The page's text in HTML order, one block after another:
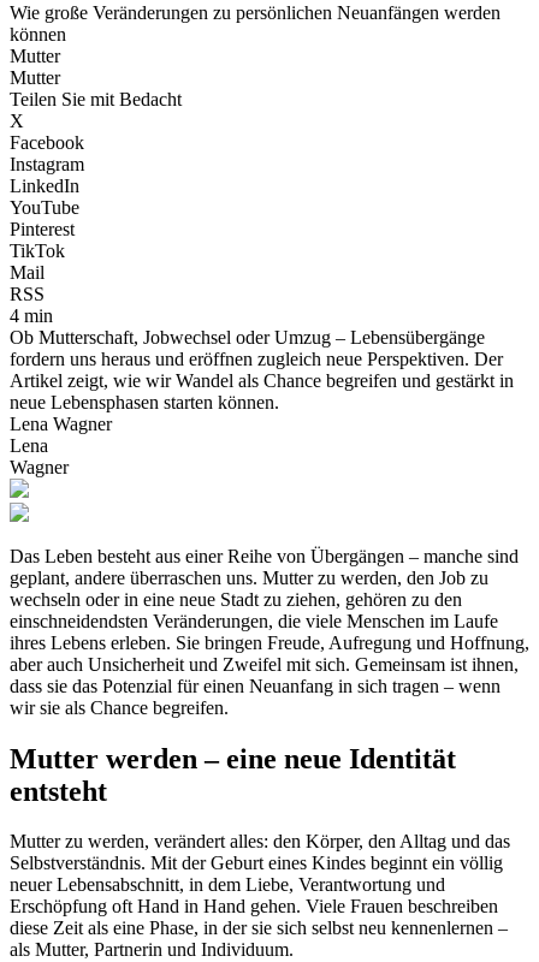
Wie große Veränderungen zu persönlichen Neuanfängen werden
können
Mutter
Mutter
Teilen Sie mit Bedacht
X
Facebook
Instagram
LinkedIn
YouTube
Pinterest
TikTok
Mail
RSS
4 min
Ob Mutterschaft, Jobwechsel oder Umzug – Lebensübergänge
fordern uns heraus und eröffnen zugleich neue Perspektiven. Der
Artikel zeigt, wie wir Wandel als Chance begreifen und gestärkt in
neue Lebensphasen starten können.
Lena Wagner
Lena
Wagner
Das Leben besteht aus einer Reihe von Übergängen – manche sind
geplant, andere überraschen uns. Mutter zu werden, den Job zu
wechseln oder in eine neue Stadt zu ziehen, gehören zu den
einschneidendsten Veränderungen, die viele Menschen im Laufe
ihres Lebens erleben. Sie bringen Freude, Aufregung und Hoffnung,
aber auch Unsicherheit und Zweifel mit sich. Gemeinsam ist ihnen,
dass sie das Potenzial für einen Neuanfang in sich tragen – wenn
wir sie als Chance begreifen.
Mutter werden – eine neue Identität
entsteht
Mutter zu werden, verändert alles: den Körper, den Alltag und das
Selbstverständnis. Mit der Geburt eines Kindes beginnt ein völlig
neuer Lebensabschnitt, in dem Liebe, Verantwortung und
Erschöpfung oft Hand in Hand gehen. Viele Frauen beschreiben
diese Zeit als eine Phase, in der sie sich selbst neu kennenlernen –
als Mutter, Partnerin und Individuum.